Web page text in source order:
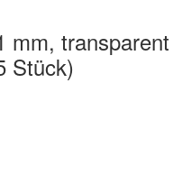
mm, transparent
Stück)